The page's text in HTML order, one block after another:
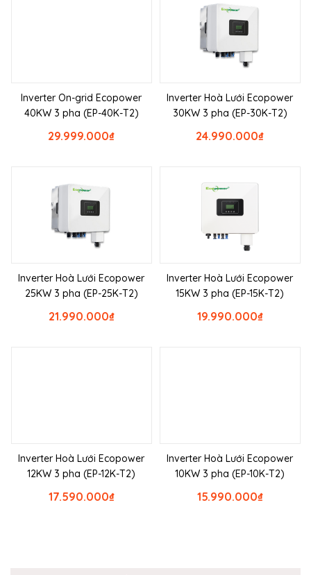
Inverter On-grid Ecopower
40KW 3 pha (EP-40K-T2)
₫
29.999.000
Inverter Hoà Lưới Ecopower
30KW 3 pha (EP-30K-T2)
₫
24.990.000
Inverter Hoà Lưới Ecopower
25KW 3 pha (EP-25K-T2)
₫
21.990.000
Inverter Hoà Lưới Ecopower
15KW 3 pha (EP-15K-T2)
₫
19.990.000
Inverter Hoà Lưới Ecopower
12KW 3 pha (EP-12K-T2)
₫
17.590.000
Inverter Hoà Lưới Ecopower
10KW 3 pha (EP-10K-T2)
₫
15.990.000